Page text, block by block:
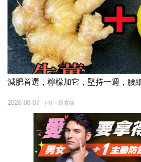
減肥首選，檸檬加它，堅持一週，腰
PR・新素簡
2026-08-07